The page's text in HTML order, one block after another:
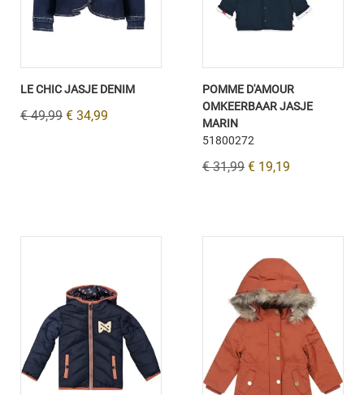
LE CHIC JASJE DENIM
€ 49,99 € 34,99
POMME D'AMOUR
OMKEERBAAR JASJE
MARIN
51800272
€ 31,99 € 19,19